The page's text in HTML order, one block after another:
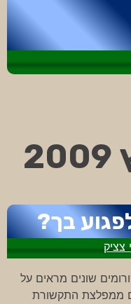
בך?
צציק
שונים מראים על
ממפלצת התקשורת